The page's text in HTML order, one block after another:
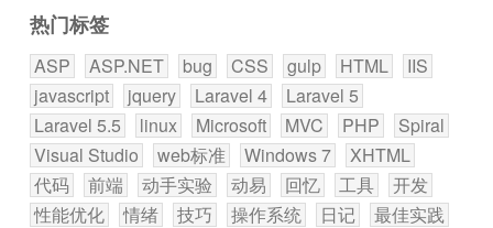
热门标签
ASP ASP.NET bug CSS gulp HTML
IIS
javascript
jquery Laravel 4
Laravel 5
Laravel 5.5
linux Microsoft MVC PHP
Spiral
Visual Studio
web标准 Windows 7
XHTML
代码
前端 动手实验 动易 回忆 工具
开发
性能优化
情绪 技巧 操作系统 日记
最佳实践